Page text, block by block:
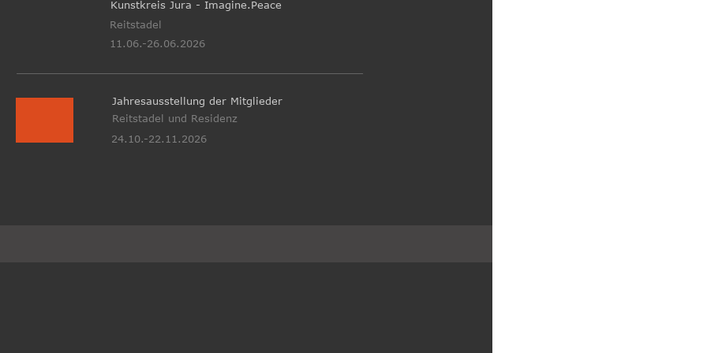
Jahresausstellung der Mitglieder
Reitstadel und Residenz
24.10.-22.11.2026
Kunstkreis Jura - Imagine.Peace
Reitstadel
11.06.-26.06.2026